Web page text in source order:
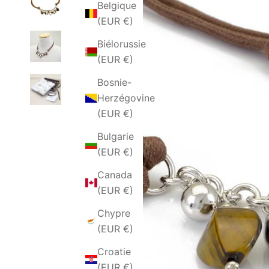
Belgique
(EUR €)
Biélorussie
(EUR €)
Bosnie-
Herzégovine
(EUR €)
Bulgarie
(EUR €)
Canada
(EUR €)
Chypre
(EUR €)
Croatie